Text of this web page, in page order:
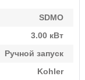
SDMO
3.00 кВт
Ручной запуск
Kohler